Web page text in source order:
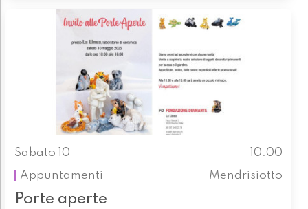
Sabato 10
10.00
Appuntamenti
Mendrisiotto
Porte aperte